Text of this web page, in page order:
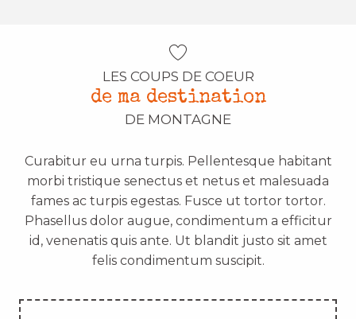
LES COUPS DE COEUR
de ma destination
DE MONTAGNE
Curabitur eu urna turpis. Pellentesque habitant
morbi tristique senectus et netus et malesuada
fames ac turpis egestas. Fusce ut tortor tortor.
Phasellus dolor augue, condimentum a efficitur
id, venenatis quis ante. Ut blandit justo sit amet
felis condimentum suscipit.